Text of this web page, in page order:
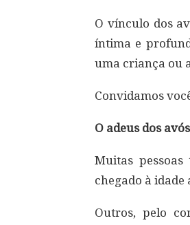
O vínculo dos
íntima e
uma criança ou
Convidamos
O adeus dos
Muitas
chegado à idade
Outros, pelo